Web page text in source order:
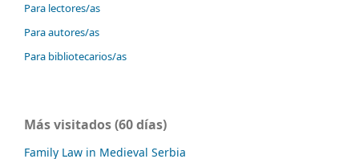
Para lectores/as
Para autores/as
Para bibliotecarios/as
Más visitados (60 días)
Family Law in Medieval Serbia